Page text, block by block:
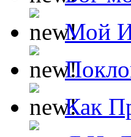
Мой
Как